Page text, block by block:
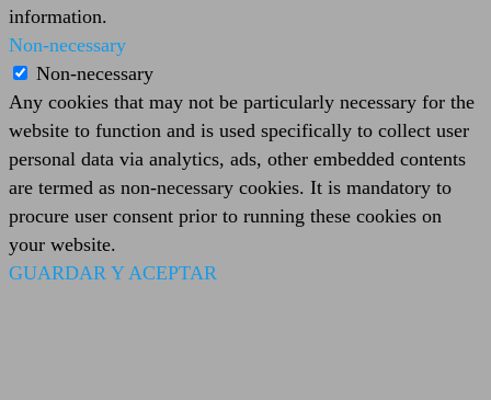
information.
Non-necessary
Non-necessary
Any cookies that may not be particularly necessary for the
website to function and is used specifically to collect user
personal data via analytics, ads, other embedded contents
are termed as non-necessary cookies. It is mandatory to
procure user consent prior to running these cookies on
your website.
GUARDAR Y ACEPTAR